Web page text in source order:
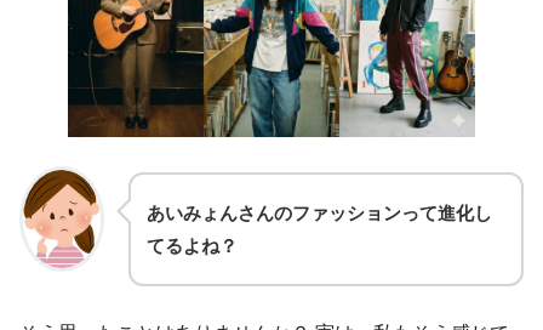
あいみょんさんのファッションって進化し
てるよね？